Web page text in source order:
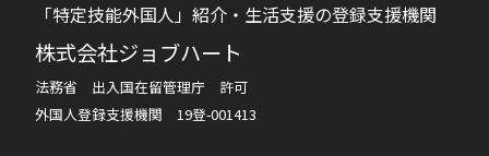
「特定技能外国人」紹介・生活支援の登録支援機関
株式会社ジョブハート
法務省 出入国在留管理庁 許可
外国人登録支援機関 19登-001413